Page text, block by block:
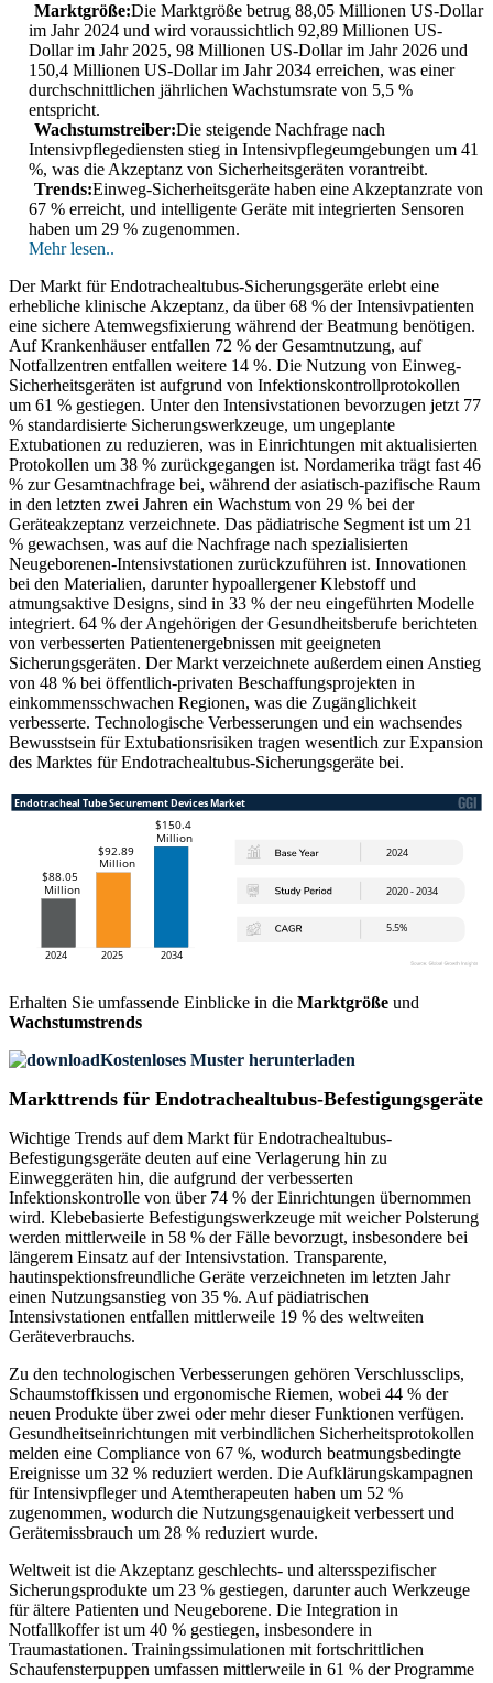
Marktgröße:Die Marktgröße betrug 88,05 Millionen US-Dollar
im Jahr 2024 und wird voraussichtlich 92,89 Millionen US-
Dollar im Jahr 2025, 98 Millionen US-Dollar im Jahr 2026 und
150,4 Millionen US-Dollar im Jahr 2034 erreichen, was einer
durchschnittlichen jährlichen Wachstumsrate von 5,5 %
entspricht.
Wachstumstreiber:Die steigende Nachfrage nach
Intensivpflegediensten stieg in Intensivpflegeumgebungen um 41
%, was die Akzeptanz von Sicherheitsgeräten vorantreibt.
Trends:Einweg-Sicherheitsgeräte haben eine Akzeptanzrate von
67 % erreicht, und intelligente Geräte mit integrierten Sensoren
haben um 29 % zugenommen.
Mehr lesen..
Der Markt für Endotrachealtubus-Sicherungsgeräte erlebt eine
erhebliche klinische Akzeptanz, da über 68 % der Intensivpatienten
eine sichere Atemwegsfixierung während der Beatmung benötigen.
Auf Krankenhäuser entfallen 72 % der Gesamtnutzung, auf
Notfallzentren entfallen weitere 14 %. Die Nutzung von Einweg-
Sicherheitsgeräten ist aufgrund von Infektionskontrollprotokollen
um 61 % gestiegen. Unter den Intensivstationen bevorzugen jetzt 77
% standardisierte Sicherungswerkzeuge, um ungeplante
Extubationen zu reduzieren, was in Einrichtungen mit aktualisierten
Protokollen um 38 % zurückgegangen ist. Nordamerika trägt fast 46
% zur Gesamtnachfrage bei, während der asiatisch-pazifische Raum
in den letzten zwei Jahren ein Wachstum von 29 % bei der
Geräteakzeptanz verzeichnete. Das pädiatrische Segment ist um 21
% gewachsen, was auf die Nachfrage nach spezialisierten
Neugeborenen-Intensivstationen zurückzuführen ist. Innovationen
bei den Materialien, darunter hypoallergener Klebstoff und
atmungsaktive Designs, sind in 33 % der neu eingeführten Modelle
integriert. 64 % der Angehörigen der Gesundheitsberufe berichteten
von verbesserten Patientenergebnissen mit geeigneten
Sicherungsgeräten. Der Markt verzeichnete außerdem einen Anstieg
von 48 % bei öffentlich-privaten Beschaffungsprojekten in
einkommensschwachen Regionen, was die Zugänglichkeit
verbesserte. Technologische Verbesserungen und ein wachsendes
Bewusstsein für Extubationsrisiken tragen wesentlich zur Expansion
des Marktes für Endotrachealtubus-Sicherungsgeräte bei.
Erhalten Sie umfassende Einblicke in die Marktgröße und
Wachstumstrends
Kostenloses Muster herunterladen
Markttrends für Endotrachealtubus-Befestigungsgeräte
Wichtige Trends auf dem Markt für Endotrachealtubus-
Befestigungsgeräte deuten auf eine Verlagerung hin zu
Einweggeräten hin, die aufgrund der verbesserten
Infektionskontrolle von über 74 % der Einrichtungen übernommen
wird. Klebebasierte Befestigungswerkzeuge mit weicher Polsterung
werden mittlerweile in 58 % der Fälle bevorzugt, insbesondere bei
längerem Einsatz auf der Intensivstation. Transparente,
hautinspektionsfreundliche Geräte verzeichneten im letzten Jahr
einen Nutzungsanstieg von 35 %. Auf pädiatrischen
Intensivstationen entfallen mittlerweile 19 % des weltweiten
Geräteverbrauchs.
Zu den technologischen Verbesserungen gehören Verschlussclips,
Schaumstoffkissen und ergonomische Riemen, wobei 44 % der
neuen Produkte über zwei oder mehr dieser Funktionen verfügen.
Gesundheitseinrichtungen mit verbindlichen Sicherheitsprotokollen
melden eine Compliance von 67 %, wodurch beatmungsbedingte
Ereignisse um 32 % reduziert werden. Die Aufklärungskampagnen
für Intensivpfleger und Atemtherapeuten haben um 52 %
zugenommen, wodurch die Nutzungsgenauigkeit verbessert und
Gerätemissbrauch um 28 % reduziert wurde.
Weltweit ist die Akzeptanz geschlechts- und altersspezifischer
Sicherungsprodukte um 23 % gestiegen, darunter auch Werkzeuge
für ältere Patienten und Neugeborene. Die Integration in
Notfallkoffer ist um 40 % gestiegen, insbesondere in
Traumastationen. Trainingssimulationen mit fortschrittlichen
Schaufensterpuppen umfassen mittlerweile in 61 % der Programme